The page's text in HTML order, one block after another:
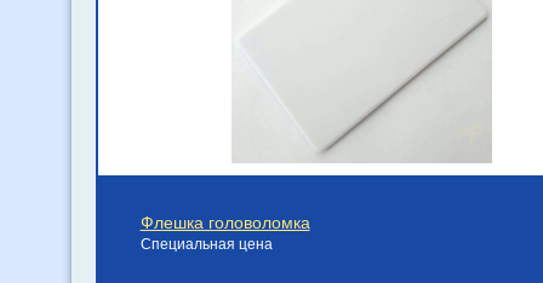
Флешка головоломка
Специальная цена